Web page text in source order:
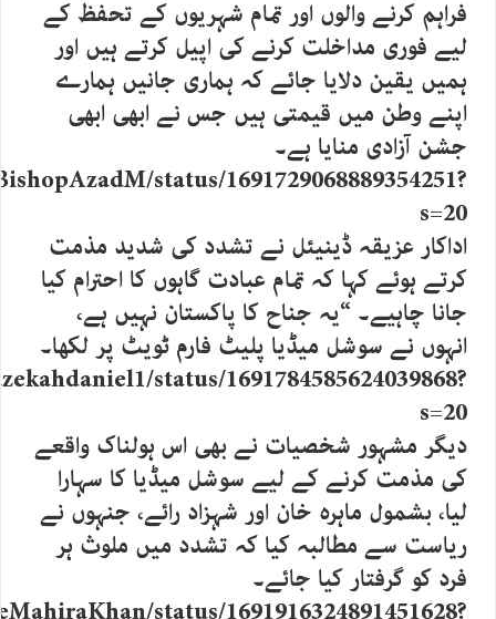
فراہم کرنے والوں اور تمام شہریوں کے تحفظ کے
لیے فوری مداخلت کرنے کی اپیل کرتے ہیں اور
ہمیں یقین دلایا جائے کہ ہماری جانیں ہمارے
اپنے وطن میں قیمتی ہیں جس نے ابھی ابھی
جشن آزادی منایا ہے۔
status/1691729068889354251?
s=20
اداکار عزیقہ ڈینیئل نے تشدد کی شدید مذمت
کرتے ہوئے کہا کہ تمام عبادت گاہوں کا احترام کیا
جانا چاہیے۔ “یہ جناح کا پاکستان نہیں ہے،
انہوں نے سوشل میڈیا پلیٹ فارم ٹویٹ پر لکھا۔
status/1691784585624039868?
s=20
دیگر مشہور شخصیات نے بھی اس ہولناک واقعے
کی مذمت کرنے کے لیے سوشل میڈیا کا سہارا
لیا، بشمول ماہرہ خان اور شہزاد رائے، جنہوں نے
ریاست سے مطالبہ کیا کہ تشدد میں ملوث ہر
فرد کو گرفتار کیا جائے۔